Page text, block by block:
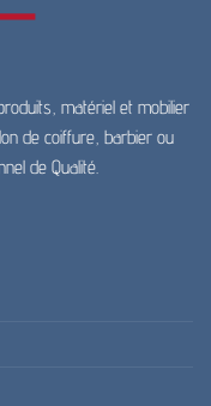
matériel et mobilier
de coiffure, barbier ou
de Qualité.